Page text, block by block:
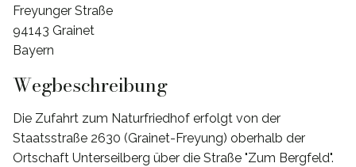
Freyunger Straße
94143 Grainet
Bayern
Wegbeschreibung
Die Zufahrt zum Naturfriedhof erfolgt von der
Staatsstraße 2630 (Grainet-Freyung) oberhalb der
Ortschaft Unterseilberg über die Straße "Zum Bergfeld".